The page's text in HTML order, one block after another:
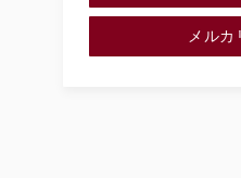
メルカ